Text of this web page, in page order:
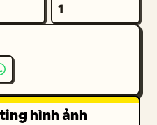
1
hình ảnh